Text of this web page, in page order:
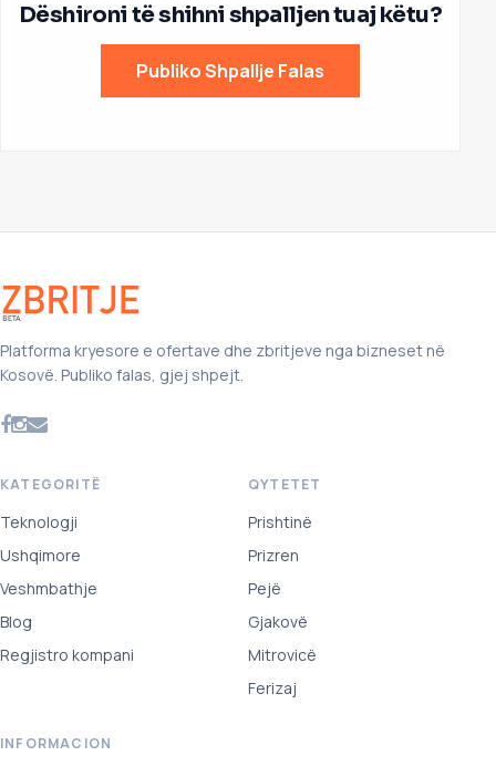
Dëshironi të shihni shpalljen tuaj këtu?
Publiko Shpallje Falas
Platforma kryesore e ofertave dhe zbritjeve nga bizneset në
Kosovë. Publiko falas, gjej shpejt.
KATEGORITË
Teknologji
Ushqimore
Veshmbathje
Blog
Regjistro kompani
QYTETET
Prishtinë
Prizren
Pejë
Gjakovë
Mitrovicë
Ferizaj
INFORMACION